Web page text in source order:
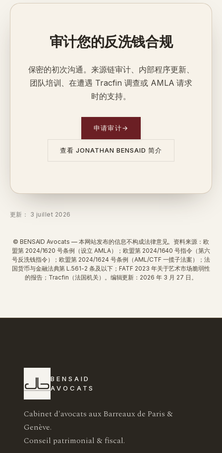
审计您的反洗钱合规
保密的初次沟通。来源链审计、内部程序更新、
团队培训、在遭遇 Tracfin 调查或 AMLA 请求
时的支持。
申请审计→
查看 JONATHAN BENSAID 简介
更新： 3 juillet 2026
© BENSAID Avocats — 本网站发布的信息不构成法律意见。资料来源：欧
盟第 2024/1620 号条例（设立 AMLA）；欧盟第 2024/1640 号指令（第六
号反洗钱指令）；欧盟第 2024/1624 号条例（AML/CTF 一揽子法案）；法
国货币与金融法典第 L.561-2 条及以下；FATF 2023 年关于艺术市场脆弱性
的报告；Tracfin（法国机关）。编辑更新：2026 年 3 月 27 日。
BENSAID
AVOCATS
Cabinet d'avocats aux Barreaux de Paris &
Genève.
Conseil patrimonial & fiscal.